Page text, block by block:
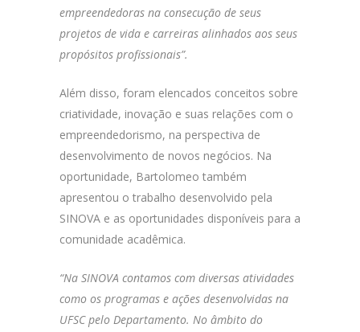
empreendedoras na consecução de seus
projetos de vida e carreiras alinhados aos seus
propósitos profissionais”.
Além disso, foram elencados conceitos sobre
criatividade, inovação e suas relações com o
empreendedorismo, na perspectiva de
desenvolvimento de novos negócios. Na
oportunidade, Bartolomeo também
apresentou o trabalho desenvolvido pela
SINOVA e as oportunidades disponíveis para a
comunidade acadêmica.
“Na SINOVA contamos com diversas atividades
como os programas e ações desenvolvidas na
UFSC pelo Departamento. No âmbito do